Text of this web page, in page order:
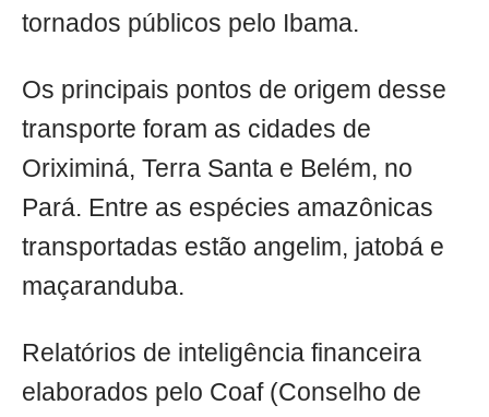
tornados públicos pelo Ibama.
Os principais pontos de origem desse
transporte foram as cidades de
Oriximiná, Terra Santa e Belém, no
Pará. Entre as espécies amazônicas
transportadas estão angelim, jatobá e
maçaranduba.
Relatórios de inteligência financeira
elaborados pelo Coaf (Conselho de